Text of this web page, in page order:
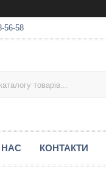
56-58
КОНТАКТИ